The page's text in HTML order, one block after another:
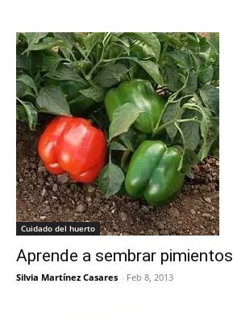
Cuidado del huerto
Aprende a sembrar pimientos
Silvia Martínez Casares - Feb 8, 2013